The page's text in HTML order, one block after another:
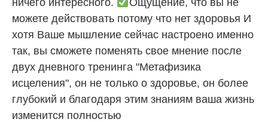
можете действовать потому что нет здоровья И
хотя Ваше мышление сейчас настроено именно
так, вы сможете поменять свое мнение после
двух дневного тренинга "Метафизика
исцеления", он не только о здоровье, он более
глубокий и благодаря этим знаниям ваша жизнь
изменится полностью